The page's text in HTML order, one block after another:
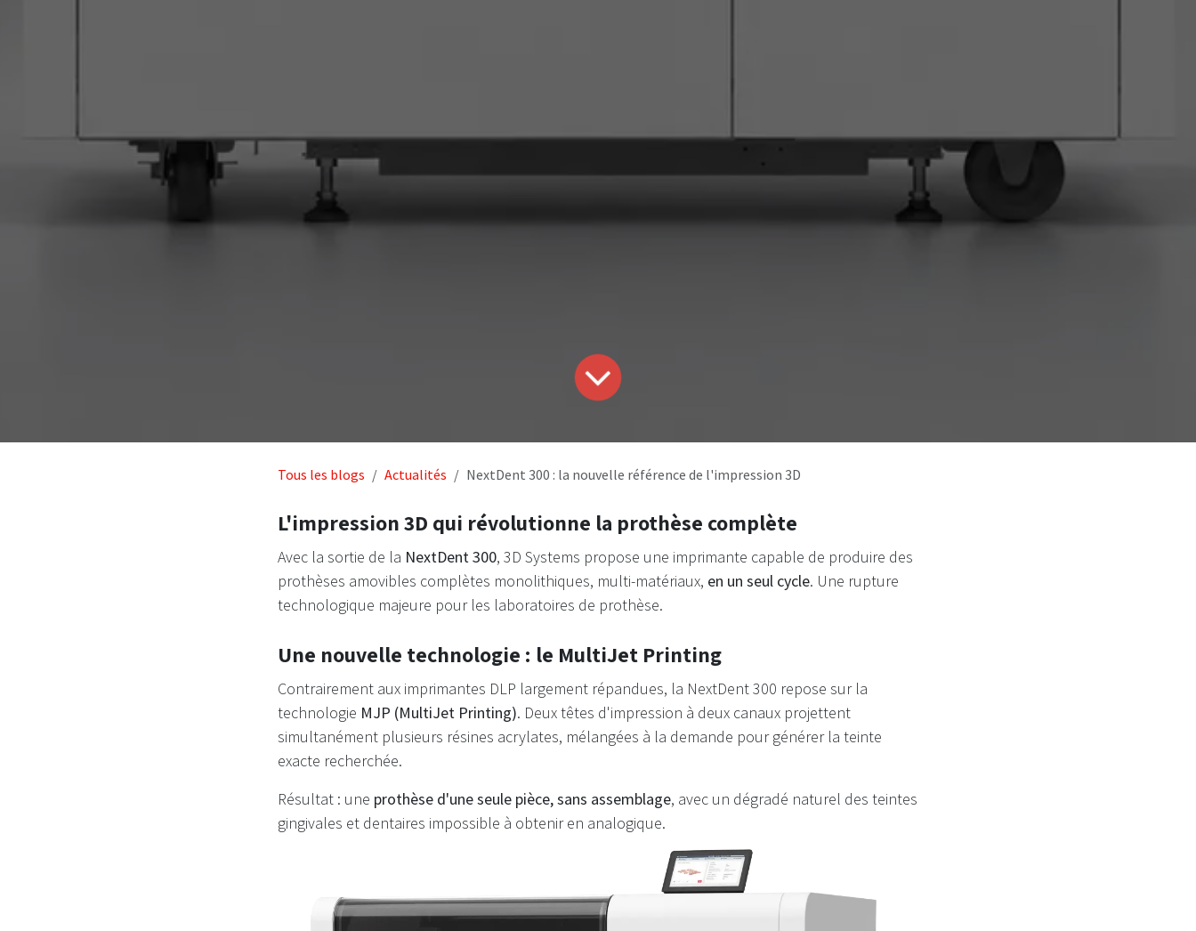
Tous les blogs Actualités NextDent 300 : la nouvelle référence de l'impression 3D
L'impression 3D qui révolutionne la prothèse complète
Avec la sortie de la NextDent 300, 3D Systems propose une imprimante capable de produire des
prothèses amovibles complètes monolithiques, multi-matériaux, en un seul cycle. Une rupture
technologique majeure pour les laboratoires de prothèse.
Une nouvelle technologie : le MultiJet Printing
Contrairement aux imprimantes DLP largement répandues, la NextDent 300 repose sur la
technologie MJP (MultiJet Printing). Deux têtes d'impression à deux canaux projettent
simultanément plusieurs résines acrylates, mélangées à la demande pour générer la teinte
exacte recherchée.
Résultat : une prothèse d'une seule pièce, sans assemblage, avec un dégradé naturel des teintes
gingivales et dentaires impossible à obtenir en analogique.